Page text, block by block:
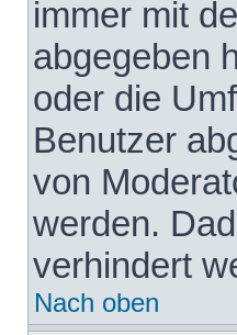
immer mit
abgegeben
oder die
Benutzer
von
werden.
verhindert
Nach oben